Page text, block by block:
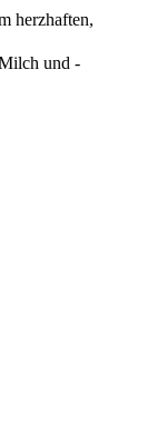
herzhaften,
und -